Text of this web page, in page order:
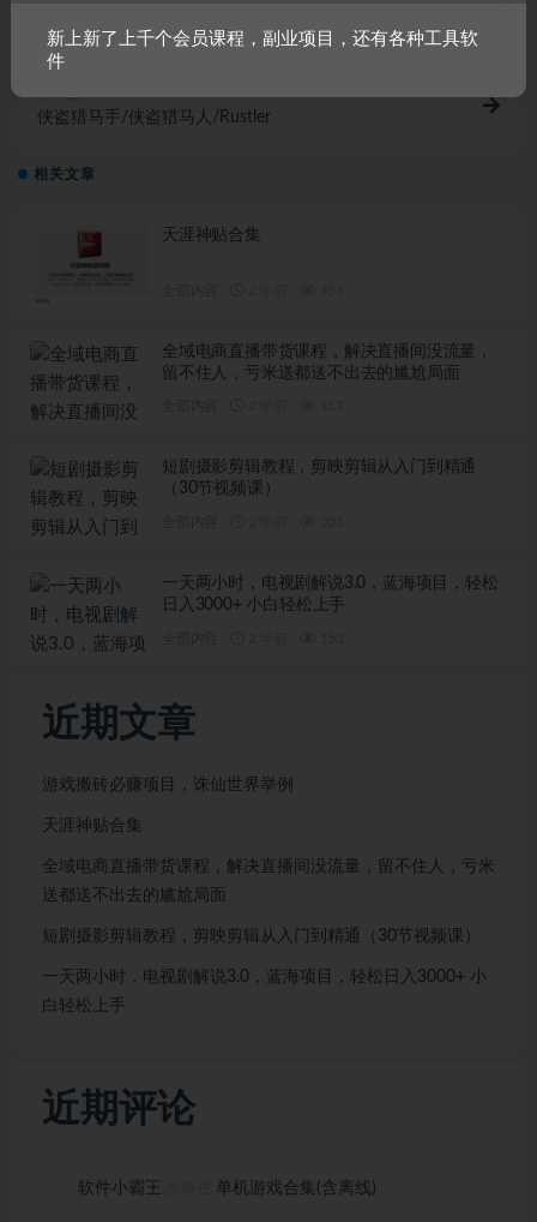
下一篇
侠盗猎马手/侠盗猎马人/Rustler
相关文章
天涯神贴合集
全域电商直播带货课程，解决直播间没流量，
留不住人，亏米送都送不出去的尴尬局面
短剧摄影剪辑教程，剪映剪辑从入门到精通
（30节视频课）
一天两小时，电视剧解说3.0，蓝海项目，轻松
日入3000+ 小白轻松上手
近期文章
游戏搬砖必赚项目，诛仙世界举例
天涯神贴合集
全域电商直播带货课程，解决直播间没流量，留不住人，亏米
送都送不出去的尴尬局面
短剧摄影剪辑教程，剪映剪辑从入门到精通（30节视频课）
一天两小时，电视剧解说3.0，蓝海项目，轻松日入3000+ 小
白轻松上手
近期评论
软件小霸王 单机游戏合集(含离线)
新上新了上千个会员课程，副业项目，还有各种工具软
件